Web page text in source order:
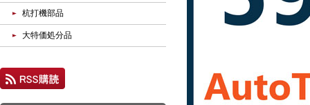
杭打機部品
大特価処分品